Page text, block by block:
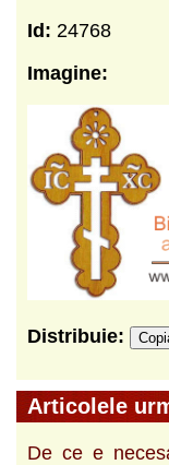
Id: 24768
Imagine:
Distribuie:
Articolele
De ce e